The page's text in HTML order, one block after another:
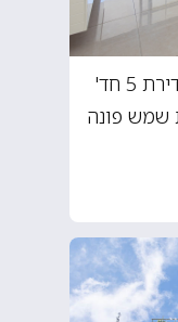
בנווה שאנן ברח' נתיב חן – דירת 5 חד'
שמש פונה